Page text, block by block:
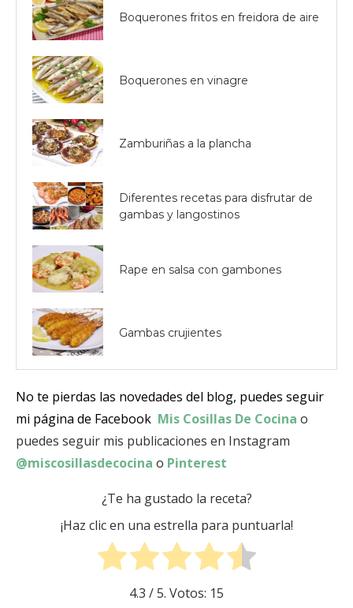
Boquerones fritos en freidora de aire
Boquerones en vinagre
Zamburiñas a la plancha
Diferentes recetas para disfrutar de
gambas y langostinos
Rape en salsa con gambones
Gambas crujientes
No te pierdas las novedades del blog, puedes seguir
mi página de Facebook Mis Cosillas De Cocina o
puedes seguir mis publicaciones en Instagram
@miscosillasdecocina o Pinterest
¿Te ha gustado la receta?
¡Haz clic en una estrella para puntuarla!
4.3 / 5. Votos: 15